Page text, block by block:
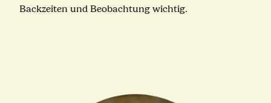
Backzeiten und Beobachtung wichtig.